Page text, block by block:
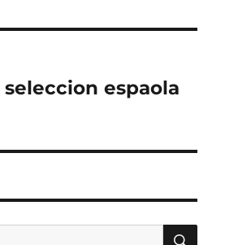
espaola